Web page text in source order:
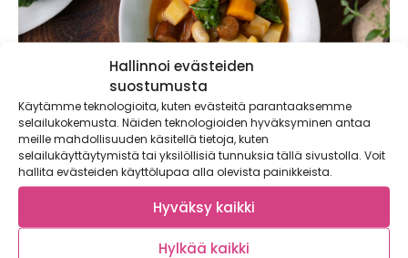
Hallinnoi evästeiden
suostumusta
Käytämme teknologioita, kuten evästeitä parantaaksemme
selailukokemusta. Näiden teknologioiden hyväksyminen antaa
meille mahdollisuuden käsitellä tietoja, kuten
selailukäyttäytymistä tai yksilöllisiä tunnuksia tällä sivustolla. Voit
hallita evästeiden käyttölupaa alla olevista painikkeista.
Hyväksy kaikki
Hylkää kaikki
Chorizo-papukeitto – lämmittävä keitto
viileisiin iltoihin
Lämmittävä chorizo-papukeitto on perinteisen nakkikeiton
haastaja! Tämä soppa maistuu koko perheelle ja maksaa